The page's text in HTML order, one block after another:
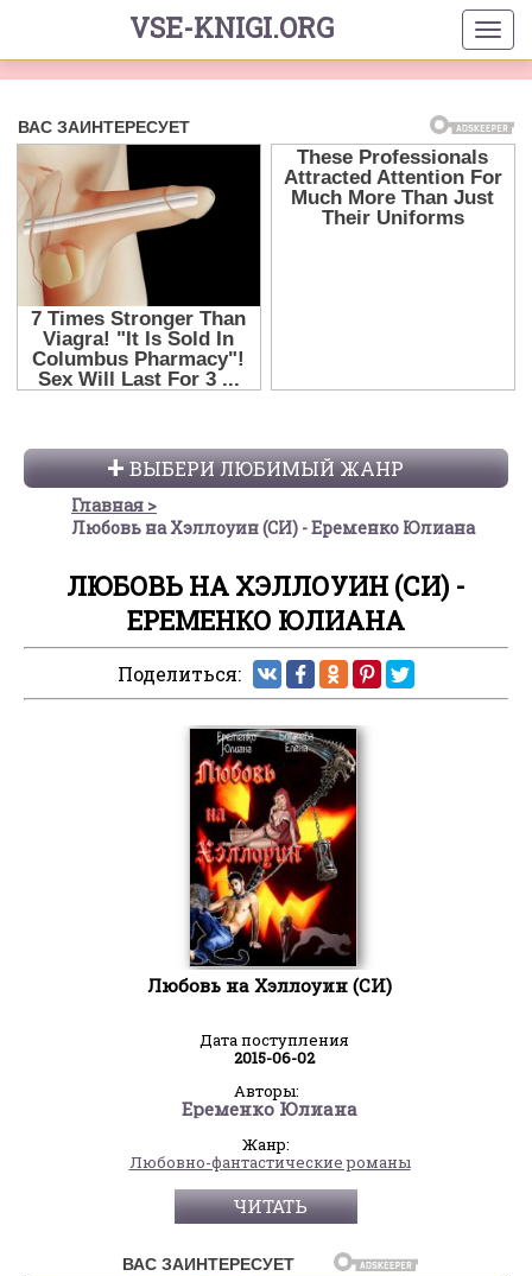
VSE-KNIGI.ORG
ВЫБЕРИ ЛЮБИМЫЙ ЖАНР
Главная
Любовь на Хэллоуин (СИ) - Еременко Юлиана
ЛЮБОВЬ НА ХЭЛЛОУИН (СИ) -
ЕРЕМЕНКО ЮЛИАНА
Поделиться:
Любовь на Хэллоуин (СИ)
Дата поступления
2015-06-02
Авторы:
Еременко Юлиана
Жанр:
Любовно-фантастические романы
ЧИТАТЬ